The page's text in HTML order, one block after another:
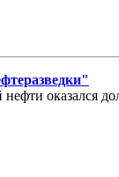
оказался